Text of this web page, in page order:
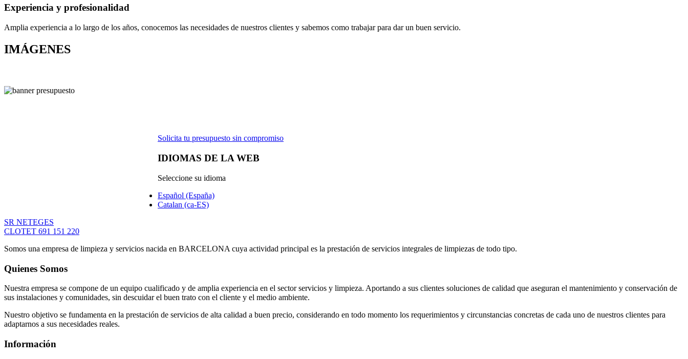
Experiencia y profesionalidad
Amplia experiencia a lo largo de los años, conocemos las necesidades de nuestros clientes y sabemos como trabajar para dar un buen servicio.
IMÁGENES
Solicita tu presupuesto sin compromiso
IDIOMAS DE LA WEB
Seleccione su idioma
Español (España)
Catalan (ca-ES)
SR NETEGES
CLOTET 691 151 220
Somos una empresa de limpieza y servicios nacida en BARCELONA cuya actividad principal es la prestación de servicios integrales de limpiezas de todo tipo.
Quienes Somos
Nuestra empresa se compone de un equipo cualificado y de amplia experiencia en el sector servicios y limpieza. Aportando a sus clientes soluciones de calidad que aseguran el mantenimiento y conservación de
sus instalaciones y comunidades, sin descuidar el buen trato con el cliente y el medio ambiente.
Nuestro objetivo se fundamenta en la prestación de servicios de alta calidad a buen precio, considerando en todo momento los requerimientos y circunstancias concretas de cada uno de nuestros clientes para
adaptarnos a sus necesidades reales.
Información